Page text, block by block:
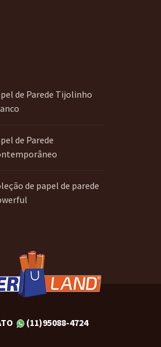
de Parede Tijolinho
de Parede
de papel de parede
(11)95088-4724